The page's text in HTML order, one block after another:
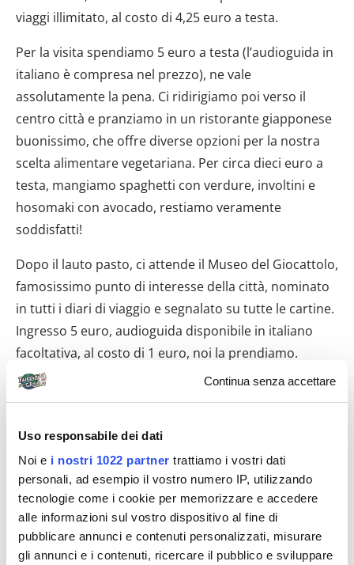
Continua senza accettare
Uso responsabile dei dati
Noi e i nostri 1022 partner trattiamo i vostri dati
personali, ad esempio il vostro numero IP, utilizzando
tecnologie come i cookie per memorizzare e accedere
alle informazioni sul vostro dispositivo al fine di
pubblicare annunci e contenuti personalizzati, misurare
gli annunci e i contenuti, ricercare il pubblico e sviluppare
viaggi illimitato, al costo di 4,25 euro a testa.
Per la visita spendiamo 5 euro a testa (l’audioguida in
italiano è compresa nel prezzo), ne vale
assolutamente la pena. Ci ridirigiamo poi verso il
centro città e pranziamo in un ristorante giapponese
buonissimo, che offre diverse opzioni per la nostra
scelta alimentare vegetariana. Per circa dieci euro a
testa, mangiamo spaghetti con verdure, involtini e
hosomaki con avocado, restiamo veramente
soddisfatti!
Dopo il lauto pasto, ci attende il Museo del Giocattolo,
famosissimo punto di interesse della città, nominato
in tutti i diari di viaggio e segnalato su tutte le cartine.
Ingresso 5 euro, audioguida disponibile in italiano
facoltativa, al costo di 1 euro, noi la prendiamo.